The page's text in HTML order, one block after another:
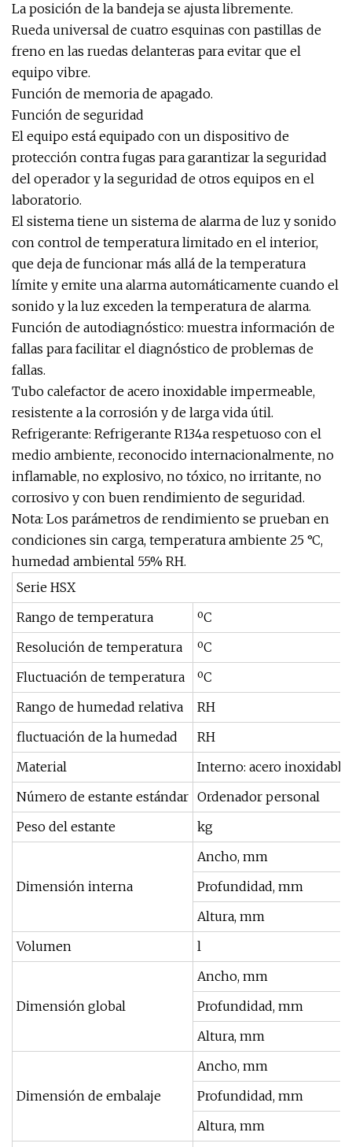
La posición de la bandeja se ajusta libremente.
Rueda universal de cuatro esquinas con pastillas de
freno en las ruedas delanteras para evitar que el
equipo vibre.
Función de memoria de apagado.
Función de seguridad
El equipo está equipado con un dispositivo de
protección contra fugas para garantizar la seguridad
del operador y la seguridad de otros equipos en el
laboratorio.
El sistema tiene un sistema de alarma de luz y sonido
con control de temperatura limitado en el interior,
que deja de funcionar más allá de la temperatura
límite y emite una alarma automáticamente cuando el
sonido y la luz exceden la temperatura de alarma.
Función de autodiagnóstico: muestra información de
fallas para facilitar el diagnóstico de problemas de
fallas.
Tubo calefactor de acero inoxidable impermeable,
resistente a la corrosión y de larga vida útil.
Refrigerante: Refrigerante R134a respetuoso con el
medio ambiente, reconocido internacionalmente, no
inflamable, no explosivo, no tóxico, no irritante, no
corrosivo y con buen rendimiento de seguridad.
Nota: Los parámetros de rendimiento se prueban en
condiciones sin carga, temperatura ambiente 25 °C,
humedad ambiental 55% RH.
Serie HSX
Rango de temperatura
ºC
Resolución de temperatura
ºC
Fluctuación de temperatura
ºC
Rango de humedad relativa
RH
fluctuación de la humedad
RH
Material
Interno: acero
Número de estante estándar Ordenador personal
Peso del estante
kg
Dimensión interna
Ancho, mm
Profundidad, mm
Altura, mm
Volumen
l
Dimensión global
Ancho, mm
Profundidad, mm
Altura, mm
Dimensión de embalaje
Ancho, mm
Profundidad, mm
Altura, mm